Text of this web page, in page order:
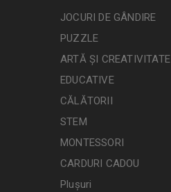
JOCURI DE GÂNDIRE
PUZZLE
ARTĂ ȘI CREATIVITATE
EDUCATIVE
CĂLĂTORII
STEM
MONTESSORI
CARDURI CADOU
Plușuri